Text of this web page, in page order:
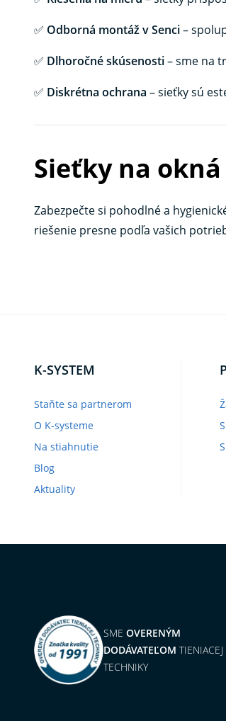
✅ Odborná montáž v Senci–
✅ Dlhoročné skúsenosti– sme na
✅ Diskrétna ochrana – sieťky sú
Sieťky na
Zabezpečte si pohodlné a
riešenie presne podľa vašich
K-SYSTEM
Staňte sa partnerom
O K-systeme
Na stiahnutie
Blog
Aktuality
SME OVERENÝM
DODÁVATEĽOM TIENIACEJ
TECHNIKY